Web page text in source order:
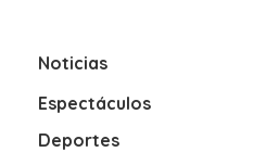
Noticias
Espectáculos
Deportes